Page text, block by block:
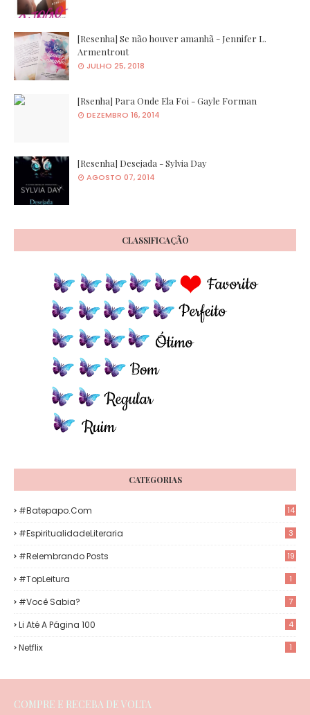
[Resenha] Se não houver amanhã - Jennifer L.
Armentrout
JULHO 25, 2018
[Rsenha] Para Onde Ela Foi - Gayle Forman
DEZEMBRO 16, 2014
[Resenha] Desejada - Sylvia Day
AGOSTO 07, 2014
CLASSIFICAÇÃO
CATEGORIAS
#Batepapo.com 14
#EspiritualidadeLiteraria 3
#Relembrando Posts 19
#TopLeitura 1
#Você Sabia? 7
Li Até A Página 100 4
Netflix 1
COMPRE E RECEBA DE VOLTA